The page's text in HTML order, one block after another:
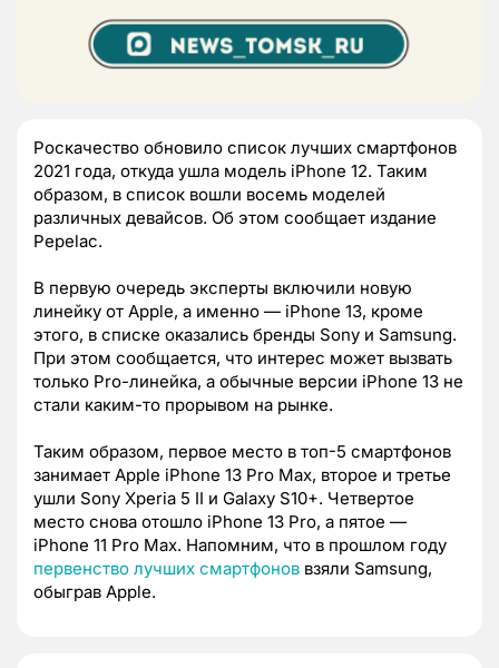
Роскачество обновило список лучших смартфонов
2021 года, откуда ушла модель iPhone 12. Таким
образом, в список вошли восемь моделей
различных девайсов. Об этом сообщает издание
Pepelac.
В первую очередь эксперты включили новую
линейку от Apple, а именно — iPhone 13, кроме
этого, в списке оказались бренды Sony и Samsung.
При этом сообщается, что интерес может вызвать
только Pro-линейка, а обычные версии iPhone 13 не
стали каким-то прорывом на рынке.
Таким образом, первое место в топ-5 смартфонов
занимает Apple iPhone 13 Pro Max, второе и третье
ушли Sony Xperia 5 II и Galaxy S10+. Четвертое
место снова отошло iPhone 13 Pro, а пятое —
iPhone 11 Pro Max. Напомним, что в прошлом году
первенство лучших смартфонов взяли Samsung,
обыграв Apple.